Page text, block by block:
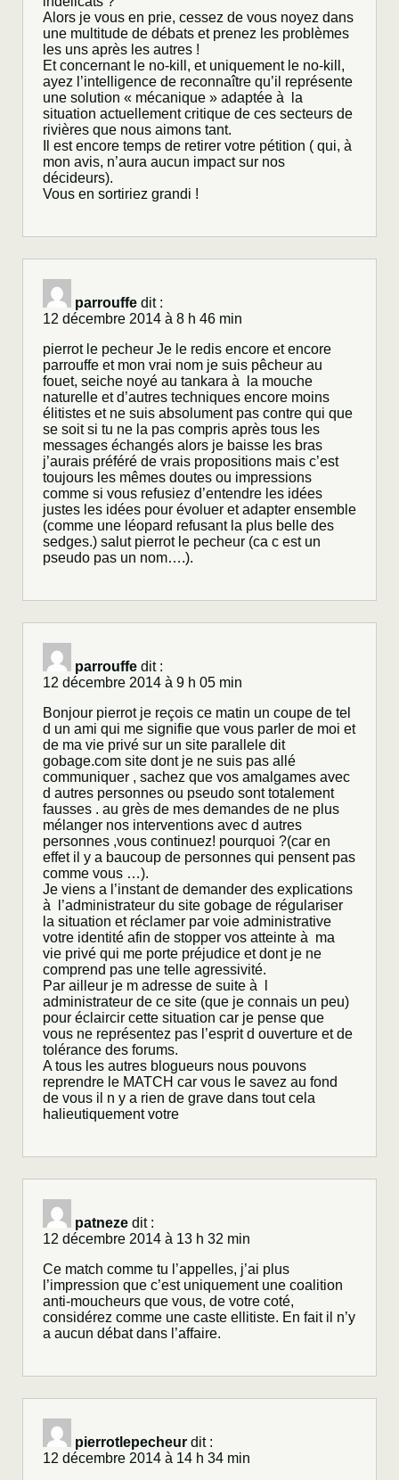
Alors je vous en prie, cessez de vous noyez dans
une multitude de débats et prenez les problèmes
les uns après les autres !
Et concernant le no-kill, et uniquement le no-kill,
ayez l’intelligence de reconnaître qu’il représente
une solution « mécanique » adaptée à la
situation actuellement critique de ces secteurs de
rivières que nous aimons tant.
Il est encore temps de retirer votre pétition ( qui, à
mon avis, n’aura aucun impact sur nos
décideurs).
Vous en sortiriez grandi !
parrouffe dit :
12 décembre 2014 à 8 h 46 min
pierrot le pecheur Je le redis encore et encore
parrouffe et mon vrai nom je suis pêcheur au
fouet, seiche noyé au tankara à la mouche
naturelle et d’autres techniques encore moins
élitistes et ne suis absolument pas contre qui que
se soit si tu ne la pas compris après tous les
messages échangés alors je baisse les bras
j’aurais préféré de vrais propositions mais c’est
toujours les mêmes doutes ou impressions
comme si vous refusiez d’entendre les idées
justes les idées pour évoluer et adapter ensemble
(comme une léopard refusant la plus belle des
sedges.) salut pierrot le pecheur (ca c est un
pseudo pas un nom….).
parrouffe dit :
12 décembre 2014 à 9 h 05 min
Bonjour pierrot je reçois ce matin un coupe de tel
d un ami qui me signifie que vous parler de moi et
de ma vie privé sur un site parallele dit
gobage.com site dont je ne suis pas allé
communiquer , sachez que vos amalgames avec
d autres personnes ou pseudo sont totalement
fausses . au grès de mes demandes de ne plus
mélanger nos interventions avec d autres
personnes ,vous continuez! pourquoi ?(car en
effet il y a baucoup de personnes qui pensent pas
comme vous …).
Je viens a l’instant de demander des explications
à l’administrateur du site gobage de régulariser
la situation et réclamer par voie administrative
votre identité afin de stopper vos atteinte à ma
vie privé qui me porte préjudice et dont je ne
comprend pas une telle agressivité.
Par ailleur je m adresse de suite à l
administrateur de ce site (que je connais un peu)
pour éclaircir cette situation car je pense que
vous ne représentez pas l’esprit d ouverture et de
tolérance des forums.
A tous les autres blogueurs nous pouvons
reprendre le MATCH car vous le savez au fond
de vous il n y a rien de grave dans tout cela
halieutiquement votre
patneze dit :
12 décembre 2014 à 13 h 32 min
Ce match comme tu l’appelles, j’ai plus
l’impression que c’est uniquement une coalition
anti-moucheurs que vous, de votre coté,
considérez comme une caste ellitiste. En fait il n’y
a aucun débat dans l’affaire.
pierrotlepecheur dit :
12 décembre 2014 à 14 h 34 min